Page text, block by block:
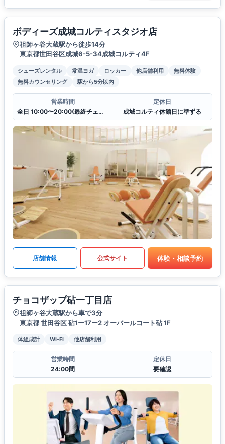
ボディーズ成城コルティスタジオ店
祖師ヶ谷大蔵駅から徒歩14分
東京都世田谷区成城6-5-34成城コルティ4F
シューズレンタル 常温ヨガ ロッカー 他店舗利用
無料体験
無料カウンセリング
駅から5分以内
営業時間
全日 10:00〜20:00(最終チェックイン19:30)
定休日
成城コルティ休館日に準ずる
店舗情報 公式サイト 体験・相談予約
チョコザップ砧一丁目店
祖師ヶ谷大蔵駅から車で3分
東京都 世田谷区 砧1ー17ー2 オーバールコート砧 1F
体組成計 Wi-Fi 他店舗利用
営業時間
24:00間
定休日
要確認